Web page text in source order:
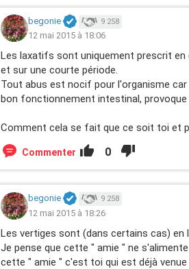
begonie 9 258
12 mai 2015 à 18:06
Les laxatifs sont uniquement prescrit en
et sur une courte période.
Tout abus est nocif pour l'organisme
bon fonctionnement intestinal,
Comment cela se fait que ce soit toi et
Commenter 0
begonie 9 258
12 mai 2015 à 18:26
Les vertiges sont (dans certains cas) en
Je pense que cette " amie " ne
cette " amie " c'est toi qui est déjà